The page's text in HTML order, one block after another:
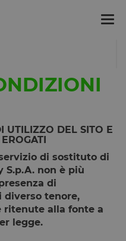
UTILIZZO DEL SITO E
di sostituto di
non è più
di
tenore,
ritenute alla fonte a
legge.